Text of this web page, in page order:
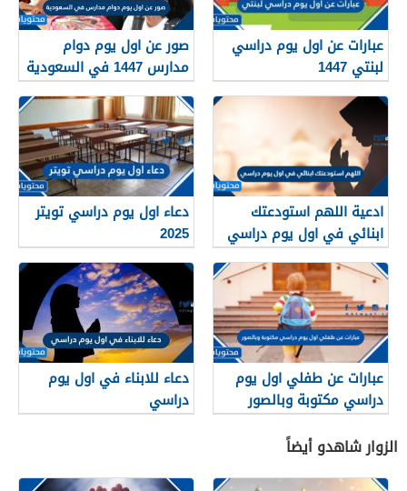
عبارات عن اول يوم دراسي
لبنتي 1447
صور عن اول يوم دوام
مدارس 1447 في السعودية
ادعية اللهم استودعتك
ابنائي في اول يوم دراسي
مكتوبة 1447
دعاء اول يوم دراسي تويتر
2025
عبارات عن طفلي اول يوم
دراسي مكتوبة وبالصور
دعاء للابناء في اول يوم
دراسي
الزوار شاهدو أيضاً